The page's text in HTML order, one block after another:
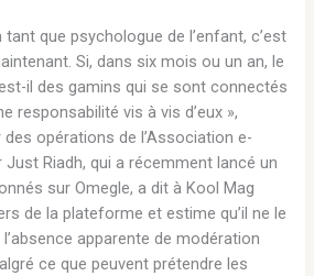
tant que psychologue de l’enfant, c’est
Si, dans six mois ou un an, le
il des gamins qui se sont connectés
responsabilité vis à vis d’eux »,
opérations de l’Association e-
Just Riadh, qui a récemment lancé un
sur Omegle, a dit à Kool Mag
de la plateforme et estime qu’il ne le
apparente de modération
ce que peuvent prétendre les